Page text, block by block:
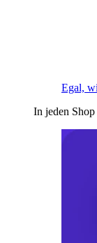
Egal,
In jeden